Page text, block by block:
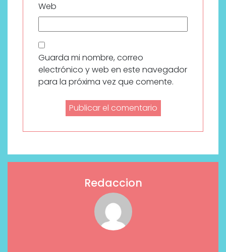
Web
Guarda mi nombre, correo
electrónico y web en este navegador
para la próxima vez que comente.
Redaccion